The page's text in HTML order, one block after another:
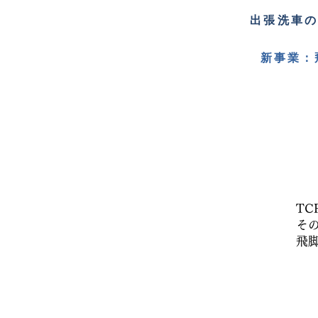
出張洗車
新事業：
そ
飛